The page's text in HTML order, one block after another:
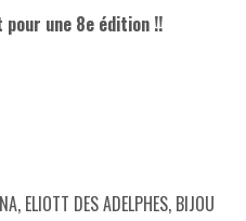
pour une 8e édition !!
ELIOTT DES ADELPHES, BIJOU